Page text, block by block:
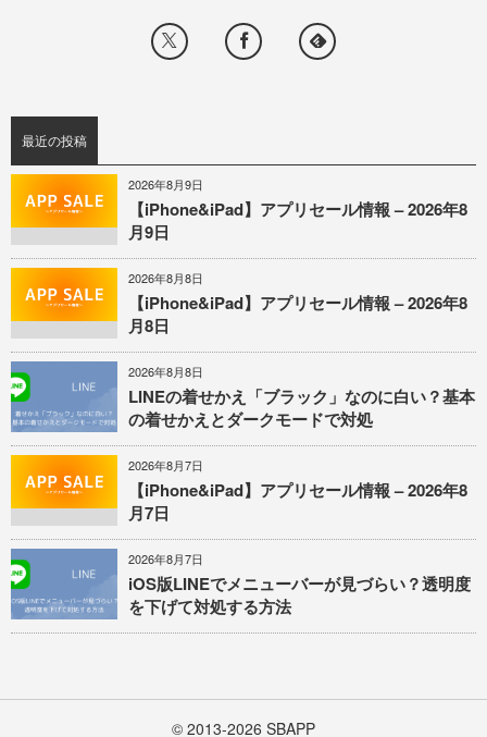
最近の投稿
2026年8月9日
【iPhone&iPad】アプリセール情報 – 2026年8
月9日
2026年8月8日
【iPhone&iPad】アプリセール情報 – 2026年8
月8日
2026年8月8日
LINEの着せかえ「ブラック」なのに白い？基本
の着せかえとダークモードで対処
2026年8月7日
【iPhone&iPad】アプリセール情報 – 2026年8
月7日
2026年8月7日
iOS版LINEでメニューバーが見づらい？透明度
を下げて対処する方法
© 2013-2026 SBAPP